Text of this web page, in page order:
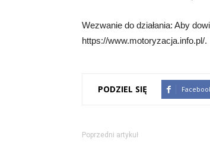
Wezwanie do działania: Aby
https://www.motoryzacja.info.pl/.
PODZIEL SIĘ
Poprzedni artykuł